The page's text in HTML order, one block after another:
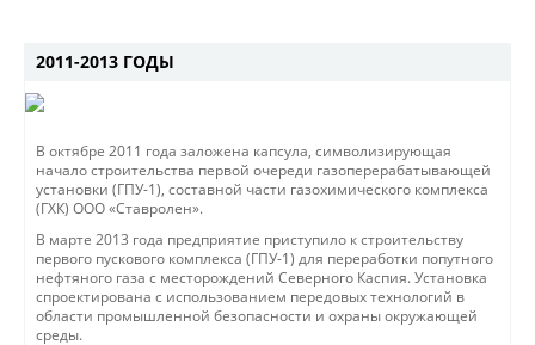
2011-2013 ГОДЫ
В октябре 2011 года заложена капсула, символизирующая
начало строительства первой очереди газоперерабатывающей
установки (ГПУ-1), составной части газохимического комплекса
(ГХК) ООО «Ставролен».
В марте 2013 года предприятие приступило к строительству
первого пускового комплекса (ГПУ-1) для переработки попутного
нефтяного газа с месторождений Северного Каспия. Установка
спроектирована с использованием передовых технологий в
области промышленной безопасности и охраны окружающей
среды.